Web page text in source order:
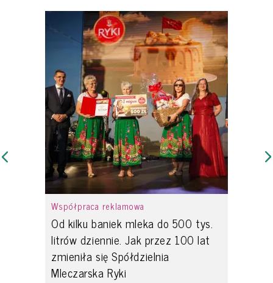
Współpraca reklamowa
Od kilku baniek mleka do 500 tys.
litrów dziennie. Jak przez 100 lat
zmieniła się Spółdzielnia
Mleczarska Ryki